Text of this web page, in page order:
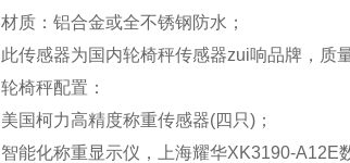
材质：铝合金或全不锈钢防水；
此传感器为国内轮椅秤传感器zui响品牌，质
轮椅秤配置：
美国柯力高精度称重传感器(四只)；
智能化称重显示仪，上海耀华XK3190-A12E